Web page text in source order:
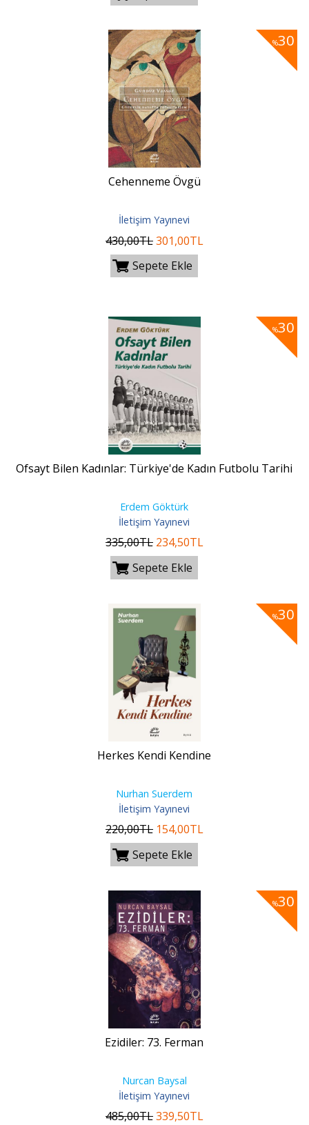
%30
Cehenneme Övgü
İletişim Yayınevi
430,00TL301,00TL
Sepete Ekle
%30
Ofsayt Bilen Kadınlar: Türkiye'de Kadın Futbolu Tarihi
Erdem Göktürk
İletişim Yayınevi
335,00TL 234,50TL
Sepete Ekle
%30
Herkes Kendi Kendine
Nurhan Suerdem
İletişim Yayınevi
220,00TL 154,00TL
Sepete Ekle
%30
Ezidiler: 73. Ferman
Nurcan Baysal
İletişim Yayınevi
485,00TL339,50TL